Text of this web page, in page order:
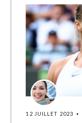
12 JUILLET 2023